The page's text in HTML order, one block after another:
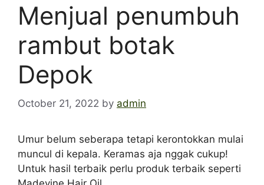
Menjual penumbuh
rambut botak
Depok
October 21, 2022 by admin
Umur belum seberapa tetapi kerontokkan mulai
muncul di kepala. Keramas aja nggak cukup!
Untuk hasil terbaik perlu produk terbaik seperti